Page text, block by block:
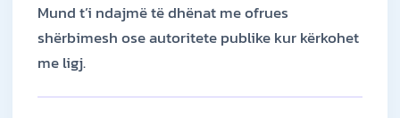
Mund t’i ndajmë të dhënat me ofrues
shërbimesh ose autoritete publike kur kërkohet
me ligj.